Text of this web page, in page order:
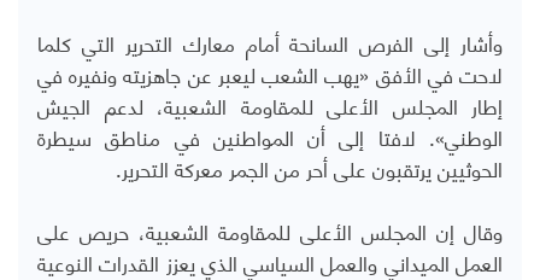
وأشار إلى الفرص السانحة أمام معارك التحرير التي كلما
لاحت في الأفق «يهب الشعب ليعبر عن جاهزيته ونفيره في
إطار المجلس الأعلى للمقاومة الشعبية، لدعم الجيش
الوطني». لافتا إلى أن المواطنين في مناطق سيطرة
الحوثيين يرتقبون على أحر من الجمر معركة التحرير.
وقال إن المجلس الأعلى للمقاومة الشعبية، حريص على
العمل الميداني والعمل السياسي الذي يعزز القدرات النوعية